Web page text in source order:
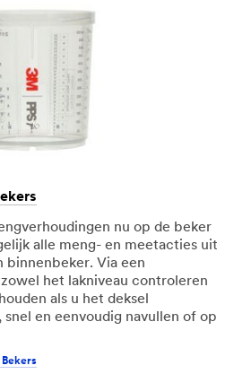
nu op de beker
alle meng- en meetacties uit
binnenbeker. Via een
het lakniveau controleren
als u het deksel
en eenvoudig navullen of op